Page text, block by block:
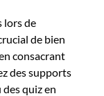
lors de
de bien
consacrant
des supports
quiz en